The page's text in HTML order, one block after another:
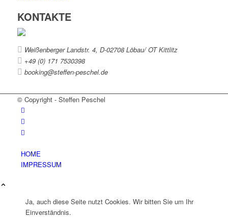
KONTAKTE
Weißenberger Landstr. 4, D-02708 Löbau/ OT Kittlitz
+49 (0) 171 7530398
booking@steffen-peschel.de
© Copyright - Steffen Peschel
HOME
IMPRESSUM
Ja, auch diese Seite nutzt Cookies. Wir bitten Sie um Ihr
Einverständnis.